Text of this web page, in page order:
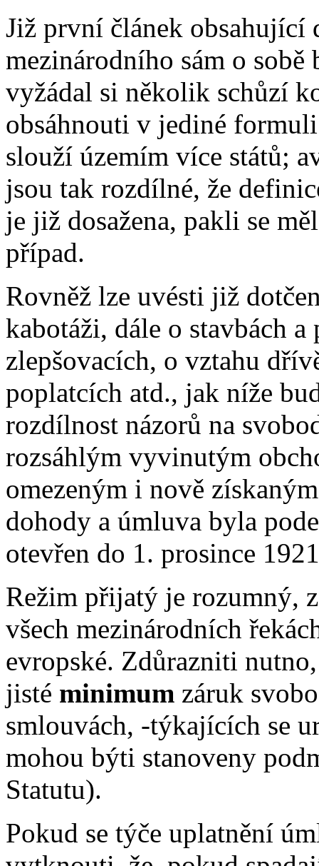
Již první článek obsahující
mezinárodního sám o
vyžádal si několik schůzí
obsáhnouti v jediné
slouží územím více států;
jsou tak rozdílné, že
je již dosažena, pakli se
případ.
Rovněž lze uvésti již
kabotáži, dále o stavbách
zlepšovacích, o vztahu
poplatcích atd., jak níže
rozdílnost názorů na
rozsáhlým vyvinutým
omezeným i nově
dohody a úmluva byla
otevřen do 1. prosince
Režim přijatý je rozumný,
všech mezinárodních
evropské. Zdůrazniti
jisté minimum záruk
smlouvách, -týkajících se
mohou býti stanoveny
Statutu).
Pokud se týče uplatnění